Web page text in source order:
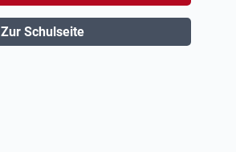
Zur Schulseite